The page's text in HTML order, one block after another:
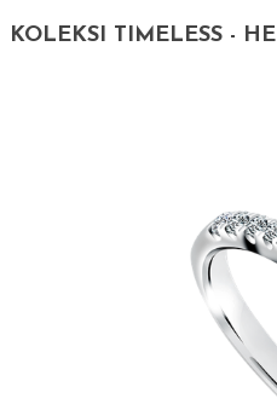
KOLEKSI TIMELESS -